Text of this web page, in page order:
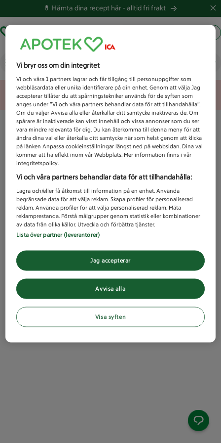
💊 Hämta dina recept här -alltid fri frakt
Vad letar du efter idag?
Unknown error
Vi bryr oss om din integritet
Vi och våra1 partners lagrar och får tillgång till personuppgifter som
webbläsardata eller unika identifierare på din enhet. Genom att välja Jag
accepterar tillåter du att spårningstekniker används för de syften som
anges under ”Vi och våra partners behandlar data för att tillhandahålla”.
Om du väljer Avvisa alla eller återkallar ditt samtycke inaktiveras de. Om
spårare är inaktiverade kan visst innehåll och vissa annonser som du ser
vara mindre relevanta för dig. Du kan återkomma till denna meny för att
ändra dina val eller återkalla ditt samtycke när som helst genom att klicka
på länken Anpassa cookieinställningar längst ned på webbsidan. Dina val
kommer att ha effekt inom vår Webbplats. Mer information finns i vår
integritetspolicy.
Vi och våra partners behandlar data för att tillhandahålla:
Lagra och/eller få åtkomst till information på en enhet. Använda
begränsade data för att välja reklam. Skapa profiler för personaliserad
reklam. Använda profiler för att välja personaliserad reklam. Mäta
reklamprestanda. Förstå målgrupper genom statistik eller kombinationer
av data från olika källor. Utveckla och förbättra tjänster.
Lista över partner (leverantörer)
Avvisa alla
Jag accepterar
Visa syften